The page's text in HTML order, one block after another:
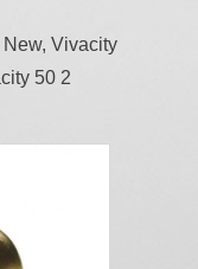
Vivacity
50 2